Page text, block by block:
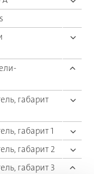
габарит
габарит 1
габарит 2
габарит 3